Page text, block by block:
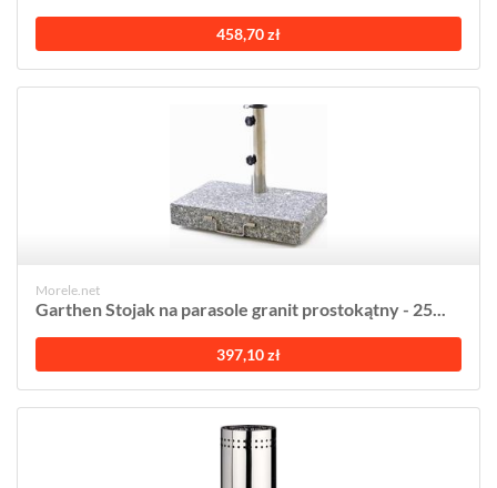
458,70 zł
Morele.net
Garthen Stojak na parasole granit prostokątny - 25...
397,10 zł